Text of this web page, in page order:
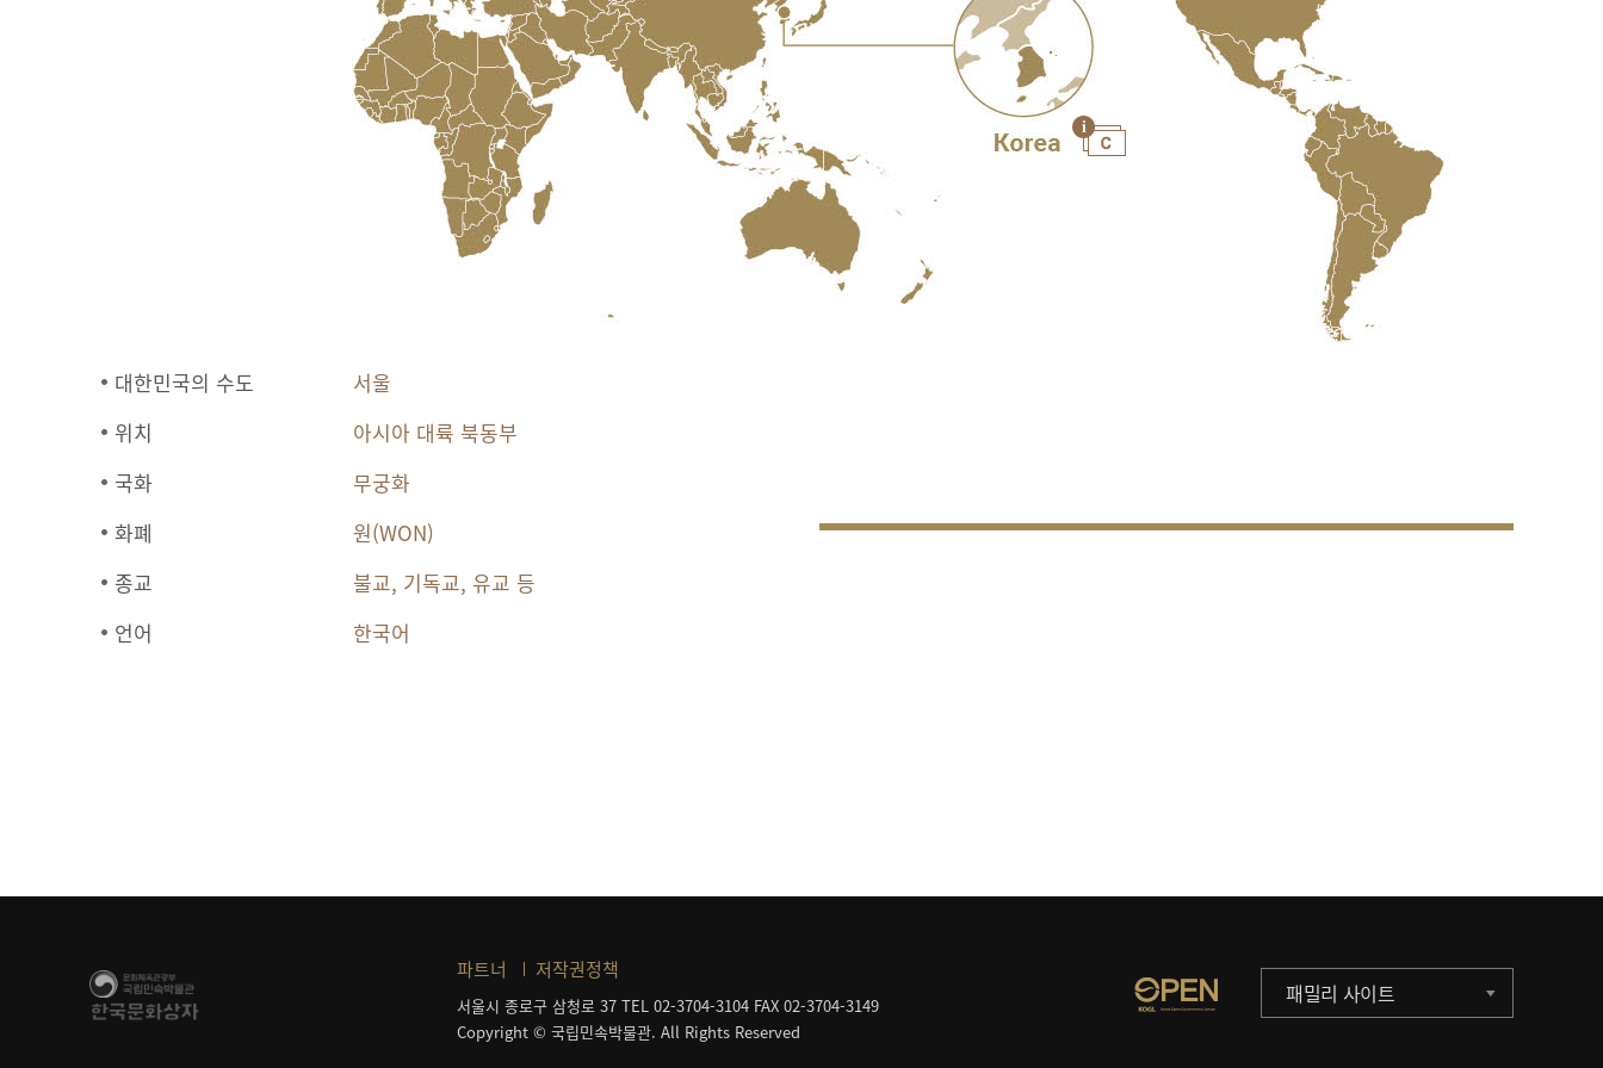
대한민국의 수도
서울
위치
아시아 대륙 북동부
국화
무궁화
화폐
원(WON)
종교
불교, 기독교, 유교 등
언어
한국어
파트너 저작권정책
서울시 종로구 삼청로 37 TEL 02-3704-3104 FAX 02-3704-3149
Copyright © 국립민속박물관. All Rights Reserved
패밀리 사이트